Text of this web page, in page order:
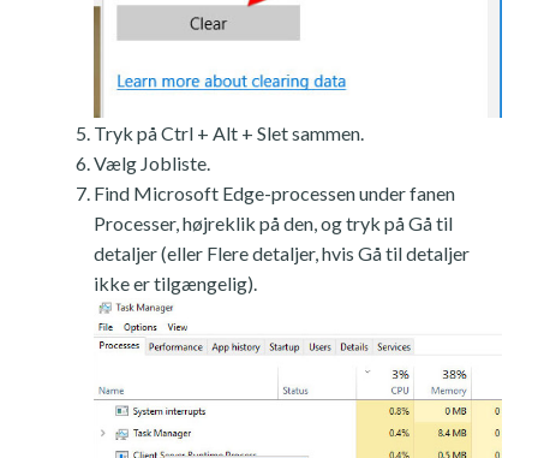
Tryk på Ctrl + Alt + Slet sammen.
Vælg Jobliste.
Find Microsoft Edge-processen under fanen
Processer, højreklik på den, og tryk på Gå til
detaljer (eller Flere detaljer, hvis Gå til detaljer
ikke er tilgængelig).